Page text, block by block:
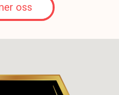
oss